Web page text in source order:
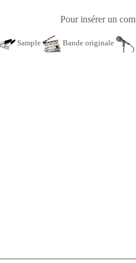
Pour insérer un
Sample Bande originale